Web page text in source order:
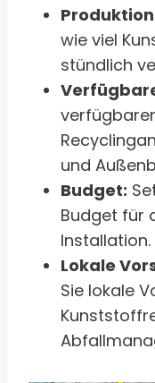
wie viel
stündlich
und
Budget:
Budget für
Installation.
Lokale
Sie lokale